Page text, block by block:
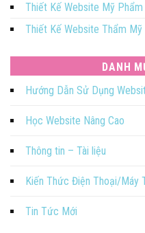
Thiết Kế Website Mỹ Phẩm
Thiết Kế Website Thẩm Mỹ
DANH
Hướng Dẫn Sử Dụng
Học Website Nâng Cao
Thông tin – Tài liệu
Kiến Thức Điện Thoại/Máy
Tin Tức Mới